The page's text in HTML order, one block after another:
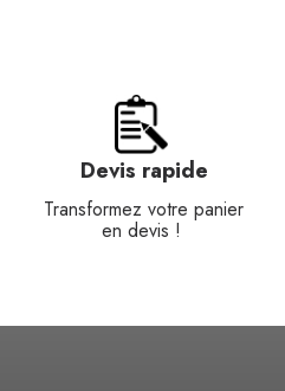
Devis rapide
Transformez votre panier
en devis !